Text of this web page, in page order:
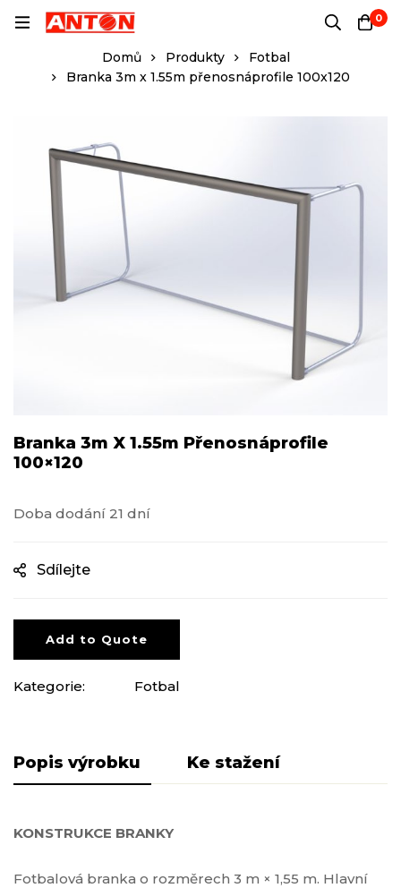
0
Domů Produkty
Fotbal
Branka 3m x 1.55m přenosnáprofile 100x120
Branka 3m X 1.55m Přenosnáprofile
100×120
Doba dodání 21 dní
Sdílejte
Add to Quote
Kategorie: Fotbal
Popis produktu Pliki do pobrania
KONSTRUKCE BRANKY
Fotbalová branka o rozměrech 3 m × 1,55 m. Hlavní